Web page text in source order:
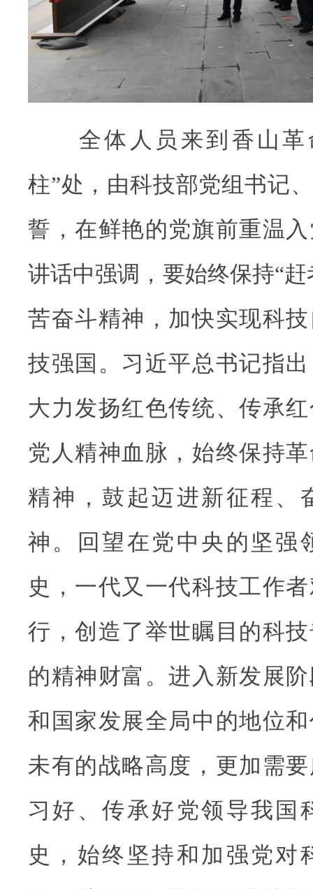
全体人员来到香山革
柱”处，由科技部党组书记
誓，在鲜艳的党旗前重温
讲话中强调，要始终保持“
苦奋斗精神，加快实现科
技强国。习近平总书记指
大力发扬红色传统、传承
党人精神血脉，始终保持
精神，鼓起迈进新征程、
神。回望在党中央的坚强
史，一代又一代科技工作
行，创造了举世瞩目的科
的精神财富。进入新发展
和国家发展全局中的地位
未有的战略高度，更加需
习好、传承好党领导我国
史，始终坚持和加强党对